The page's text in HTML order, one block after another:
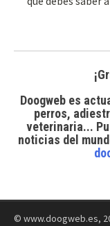
Doogweb es
perros,
veterinaria...
noticias del
© www.doogweb.es,